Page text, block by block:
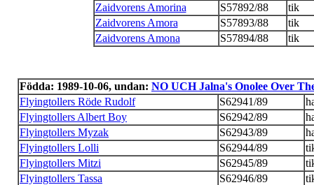
Zaidvorens Amorina
S57892/88
tik
Zaidvorens Amora
S57893/88
tik
Zaidvorens Amona
S57894/88 tik
Födda: 1989-10-06, undan: NO UCH Jalna's Onolee Over
Flyingtollers Röde Rudolf
S62941/89
Flyingtollers Albert Boy
S62942/89
Flyingtollers Myzak
S62943/89
Flyingtollers Lolli
S62944/89
Flyingtollers Mitzi
S62945/89
Flyingtollers Tassa
S62946/89